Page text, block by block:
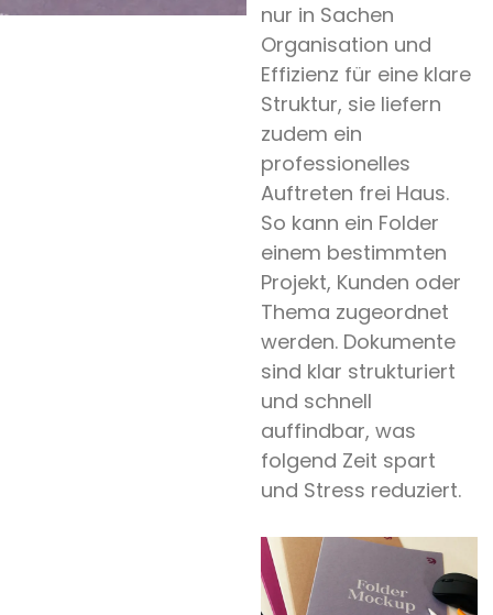
nur in Sachen
Organisation und
Effizienz für eine klare
Struktur, sie liefern
zudem ein
professionelles
Auftreten frei Haus.
So kann ein Folder
einem bestimmten
Projekt, Kunden oder
Thema zugeordnet
werden. Dokumente
sind klar strukturiert
und schnell
auffindbar, was
folgend Zeit spart
und Stress reduziert.